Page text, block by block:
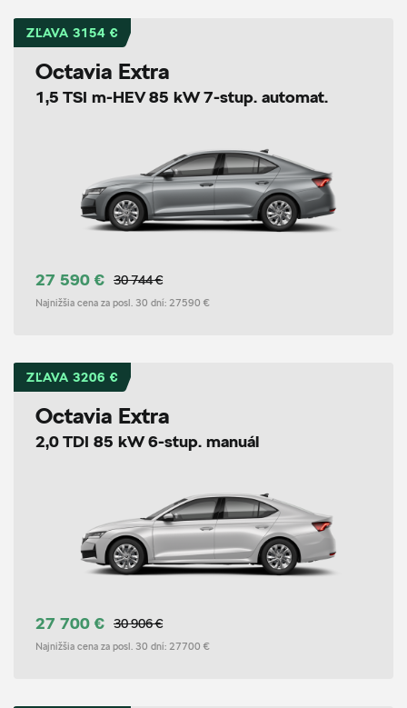
ZĽAVA 3154 €
Octavia Extra
1,5 TSI m-HEV 85 kW 7-stup. automat.
27 590 € 30 744 €
Najnižšia cena za posl. 30 dní: 27590 €
ZĽAVA 3206 €
Octavia Extra
2,0 TDI 85 kW 6-stup. manuál
27 700 € 30 906 €
Najnižšia cena za posl. 30 dní: 27700 €